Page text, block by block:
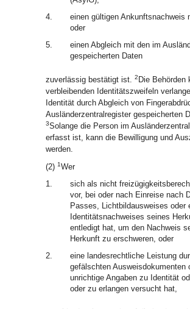
4.
einen gültigen Ankunftsnachweis
oder
5.
einen Abgleich mit den im
gespeicherten Daten
zuverlässig bestätigt ist. 2 Die Behörden
verbleibenden Identitätszweifeln
Identität durch Abgleich von
Ausländerzentralregister gespeicherten
3Solange die Person im
erfasst ist, kann die Bewilligung und
werden.
(2) 1Wer
1.
sich als nicht
vor, bei oder nach Einreise nach
Passes, Lichtbildausweises oder
Identitätsnachweises seines
entledigt hat, um den Nachweis
Herkunft zu erschweren, oder
2.
eine landesrechtliche Leistung
gefälschten Ausweisdokumenten
unrichtige Angaben zu Identität
oder zu erlangen versucht hat,